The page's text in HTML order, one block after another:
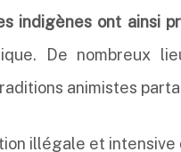
indigènes ont ainsi
De nombreux
animistes
illégale et